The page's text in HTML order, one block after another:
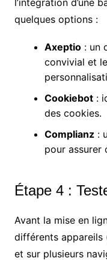
l’intégration d’une
quelques options :
Axeptio: un
convivial et
Cookiebot:
des cookies.
Complianz:
pour assurer
Étape 4 :
Avant la mise en
différents appareils
et sur plusieurs